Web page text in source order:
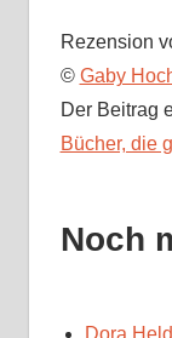
Rezension
© Gaby
Der Beitrag
Bücher, die
Noch